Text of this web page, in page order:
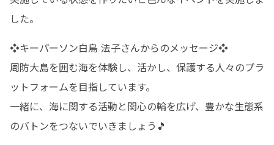
した。
❖キーパーソン白鳥 法子さんからのメッセージ❖
周防大島を囲む海を体験し、活かし、保護する人々のプラ
ットフォームを目指しています。
一緒に、海に関する活動と関心の輪を広げ、豊かな生態系
のバトンをつないでいきましょう🎵